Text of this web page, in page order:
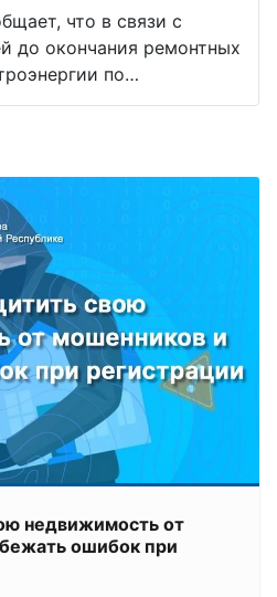
что в связи с
до окончания ремонтных
по…
недвижимость от
ошибок при